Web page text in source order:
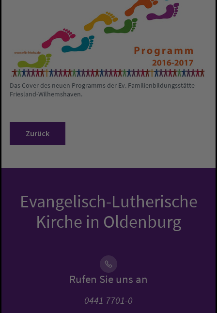
Das Cover des neuen Programms der Ev. Familienbildungsstätte
Friesland-Wilhemshaven.
Zurück
Evangelisch-Lutherische
Kirche in Oldenburg
Rufen Sie uns an
0441 7701-0